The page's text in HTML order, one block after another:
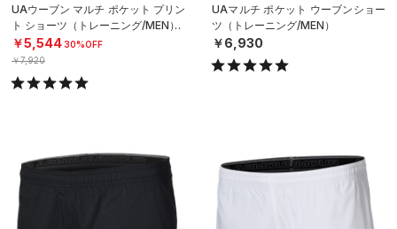
UAウーブン マルチ ポケット プリン
ト ショーツ（トレーニング/MEN）
￥5,54430%OFF
￥7,920
UAマルチ ポケット ウーブンショー
ツ（トレーニング/MEN）
￥6,930